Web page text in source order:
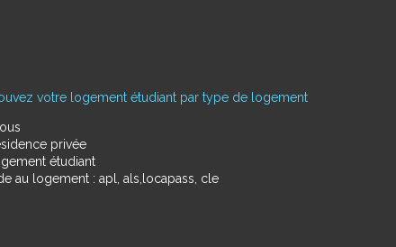
votre logement étudiant par type de logement
privée
étudiant
au logement : apl, als,locapass, cle